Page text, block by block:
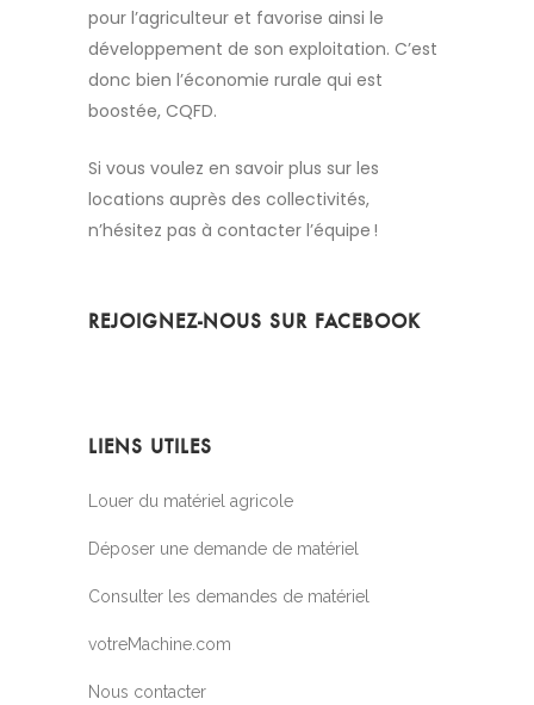
pour l’agriculteur et favorise ainsi le
développement de son exploitation. C’est
donc bien l’économie rurale qui est
boostée, CQFD.
Si vous voulez en savoir plus sur les
locations auprès des collectivités,
n’hésitez pas à contacter l’équipe !
REJOIGNEZ-NOUS SUR FACEBOOK
LIENS UTILES
Louer du matériel agricole
Déposer une demande de matériel
Consulter les demandes de matériel
votreMachine.com
Nous contacter